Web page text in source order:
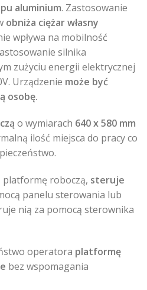
aluminium. Zastosowanie
obniża ciężar własny
wpływa na mobilność
silnika
zużyciu energii elektrycznej
Urządzenie może być
osobę.
o wymiarach 640 x 580 mm
ilość miejsca do pracy co
platformę roboczą, steruje
panelu sterowania lub
nią za pomocą sterownika
operatora platformę
bez wspomagania